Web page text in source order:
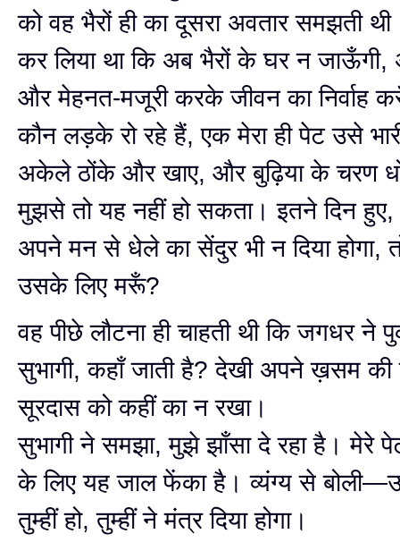
को वह भैरों ही का दूसरा अवतार समझती
कर लिया था कि अब भैरों के घर न जाऊँगी,
और मेहनत-मजूरी करके जीवन का निर्वाह
कौन लड़के रो रहे हैं, एक मेरा ही पेट उसे
अकेले ठोंके और खाए, और बुढ़िया के चरण
मुझसे तो यह नहीं हो सकता। इतने दिन
अपने मन से धेले का सेंदुर भी न दिया होगा,
उसके लिए मरूँ?
वह पीछे लौटना ही चाहती थी कि जगधर ने
सुभागी, कहाँ जाती है? देखी अपने ख़सम
सूरदास को कहीं का न रखा।
सुभागी ने समझा, मुझे झाँसा दे रहा है। मेरे
के लिए यह जाल फेंका है। व्यंग्य से
तुम्हीं हो, तुम्हीं ने मंत्र दिया होगा।